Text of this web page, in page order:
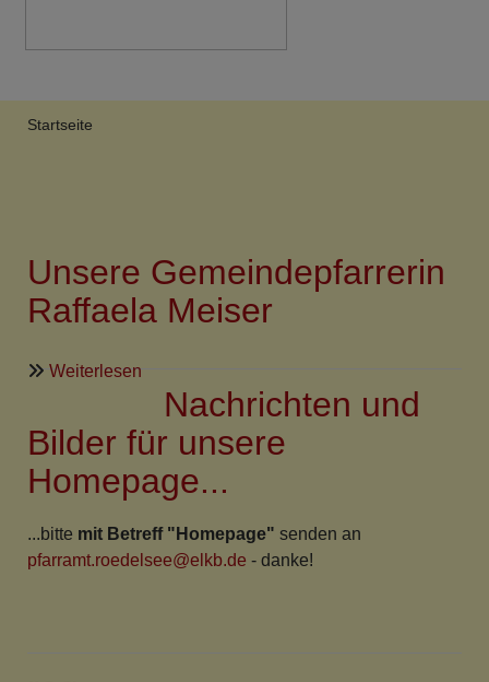
Breadcrumb
Startseite
Unsere Gemeindepfarrerin
Raffaela Meiser
Weiterlesen
Unsere
Gemeindepfarrerin
Raffaela
Meiser
Nachrichten und
Bilder für unsere
Homepage...
...bitte mit Betreff "Homepage" senden an
pfarramt.roedelsee@elkb.de - danke!